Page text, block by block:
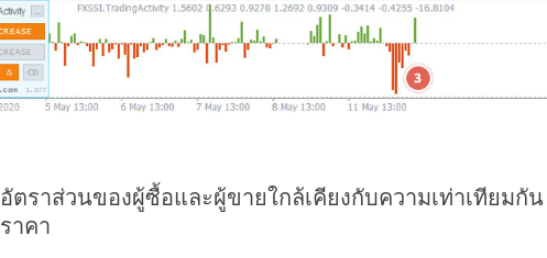
อัตราส่วนของผู้ซื้อและผู้ขายใกล้เคียงกับความเท่าเทียมกั
ราคา